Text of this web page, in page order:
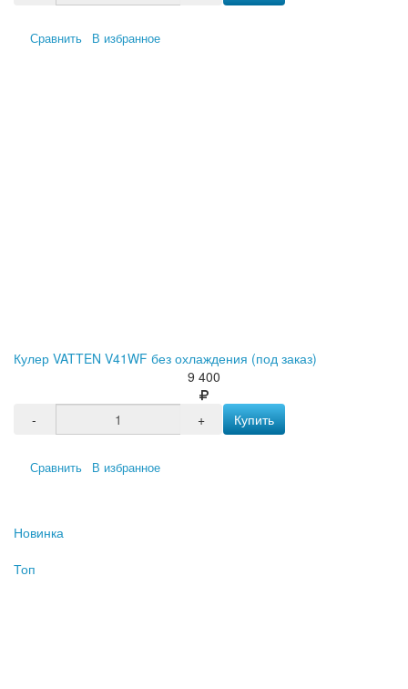
Сравнить В избранное
Кулер VATTEN V41WF без охлаждения (под заказ)
9 400
- + Купить
Сравнить В избранное
Новинка
Топ